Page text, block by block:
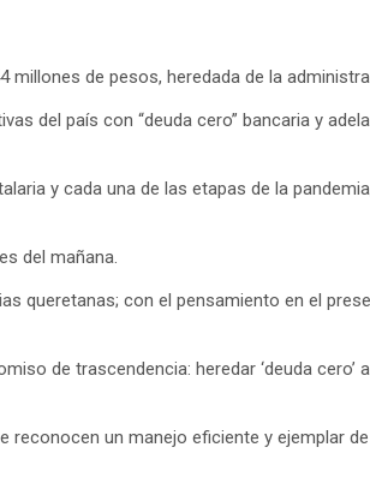
millones de pesos, heredada de la
del país con “deuda cero” bancaria y
y cada una de las etapas de la
del mañana.
queretanas; con el pensamiento en el
de trascendencia: heredar ‘deuda cero’
reconocen un manejo eficiente y ejemplar